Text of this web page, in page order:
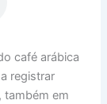
café arábica
registrar
também em